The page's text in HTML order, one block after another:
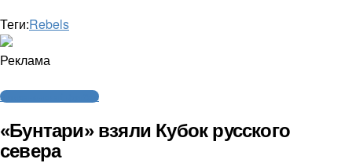
Теги:Rebels
Реклама
Американский футбол
«Бунтари» взяли Кубок русского
севера